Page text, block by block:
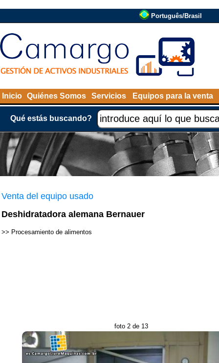
Português/Brasil
Inicio Quiénes Somos Servicios Equipos para la venta
Qué estás buscando?
Venta del equipo usado
Deshidratadora alemana Bernauer
>> Procesamiento de alimentos
foto 2 de 13